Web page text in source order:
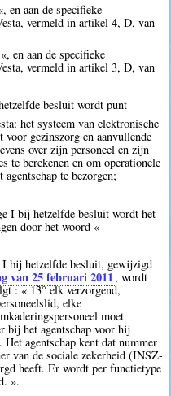
en aan de specifieke
vermeld in artikel 4, D, van
en aan de specifieke
vermeld in artikel 3, D, van
besluit wordt punt
het systeem van elektronische
voor gezinszorg en aanvullende
over zijn personeel en zijn
te berekenen en om operationele
te bezorgen;
I bij hetzelfde besluit wordt het
door het woord «
bij hetzelfde besluit, gewijzigd
van 25 februari 2011, wordt
: « 13° elk verzorgend,
elke
moet
bij het agentschap voor hij
agentschap kent dat nummer
van de sociale zekerheid (INSZ-
heeft. Er wordt per functietype
».